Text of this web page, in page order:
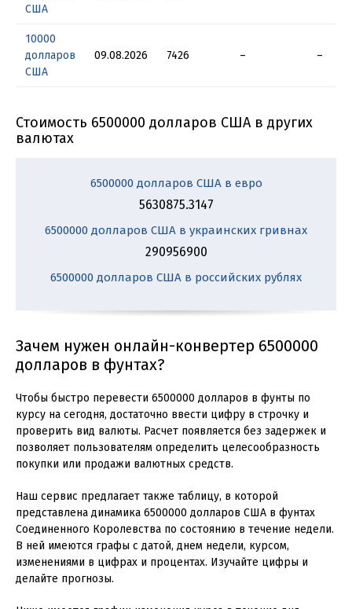
США
10000
долларов
США
09.08.2026 7426 – –
Стоимость 6500000 долларов США в других
валютах
6500000 долларов США в евро
5630875.3147
6500000 долларов США в украинских гривнах
290956900
6500000 долларов США в российских рублях
Зачем нужен онлайн-конвертер 6500000
долларов в фунтах?
Чтобы быстро перевести 6500000 долларов в фунты по
курсу на сегодня, достаточно ввести цифру в строчку и
проверить вид валюты. Расчет появляется без задержек и
позволяет пользователям определить целесообразность
покупки или продажи валютных средств.
Наш сервис предлагает также таблицу, в которой
представлена динамика 6500000 долларов США в фунтах
Соединенного Королевства по состоянию в течение недели.
В ней имеются графы с датой, днем недели, курсом,
изменениями в цифрах и процентах. Изучайте цифры и
делайте прогнозы.